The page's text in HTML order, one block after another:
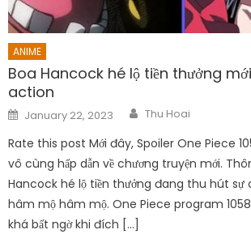
ANIME
Boa Hancock hé lộ tiền thưởng
action
Posted
on
January 22, 2023 Author
Thu Hoai
Rate this post Mới đây, Spoiler One Piece
vô cùng hấp dẫn về chương truyện mới.
Hancock hé lộ tiền thưởng đang thu hút sự
hâm mộ hâm mộ. One Piece program
khá bất ngờ khi đích […]